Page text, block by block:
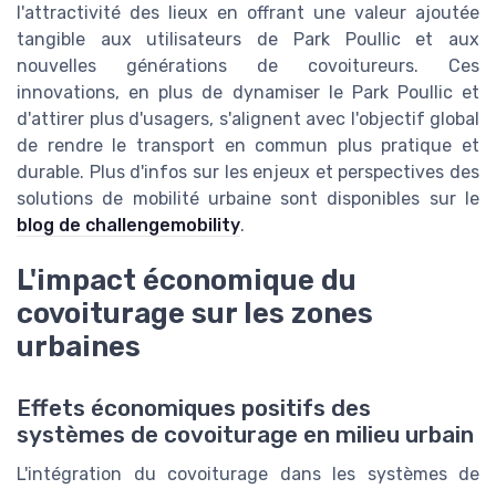
l'attractivité des lieux en offrant une valeur ajoutée
tangible aux utilisateurs de Park Poullic et aux
nouvelles générations de covoitureurs. Ces
innovations, en plus de dynamiser le Park Poullic et
d'attirer plus d'usagers, s'alignent avec l'objectif global
de rendre le transport en commun plus pratique et
durable. Plus d'infos sur les enjeux et perspectives des
solutions de mobilité urbaine sont disponibles sur le
blog de challengemobility.
L'impact économique du
covoiturage sur les zones
urbaines
Effets économiques positifs des
systèmes de covoiturage en milieu urbain
L'intégration du covoiturage dans les systèmes de